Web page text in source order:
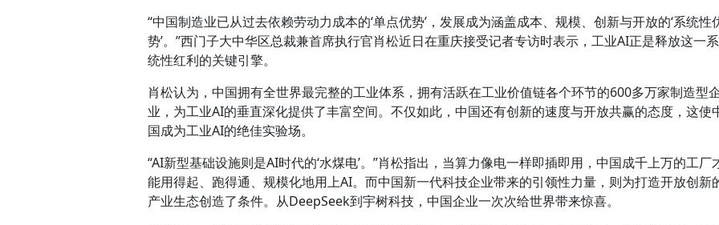
“中国制造业已从过去依赖劳动力成本的‘单点优势’，发展成为涵盖成本、规模、创新与开放的‘系统性
势’。”西门子大中华区总裁兼首席执行官肖松近日在重庆接受记者专访时表示，工业AI正是释放这一系
统性红利的关键引擎。
肖松认为，中国拥有全世界最完整的工业体系，拥有活跃在工业价值链各个环节的600多万家制造型
业，为工业AI的垂直深化提供了丰富空间。不仅如此，中国还有创新的速度与开放共赢的态度，这使
国成为工业AI的绝佳实验场。
“AI新型基础设施则是AI时代的‘水煤电’。”肖松指出，当算力像电一样即插即用，中国成千上万的工厂
能用得起、跑得通、规模化地用上AI。而中国新一代科技企业带来的引领性力量，则为打造开放创新
产业生态创造了条件。从DeepSeek到宇树科技，中国企业一次次给世界带来惊喜。